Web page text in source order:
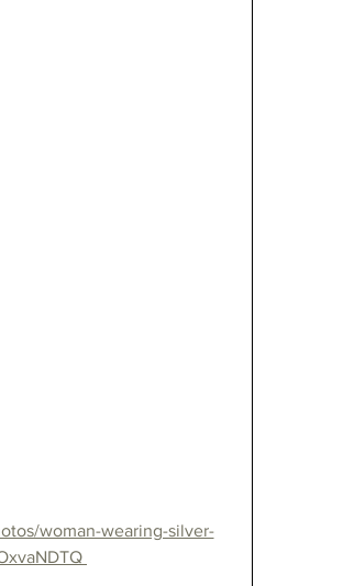
woman-wearing-silver-